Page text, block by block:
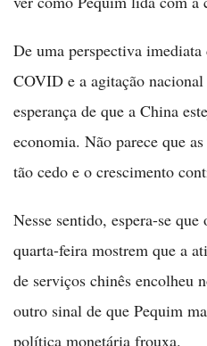
De uma perspectiva
COVID e a agitação
esperança de que a China
economia. Não parece que
tão cedo e o crescimento
Nesse sentido, espera-se
quarta-feira mostrem que a
de serviços chinês encolheu
outro sinal de que Pequim
política monetária frouxa.